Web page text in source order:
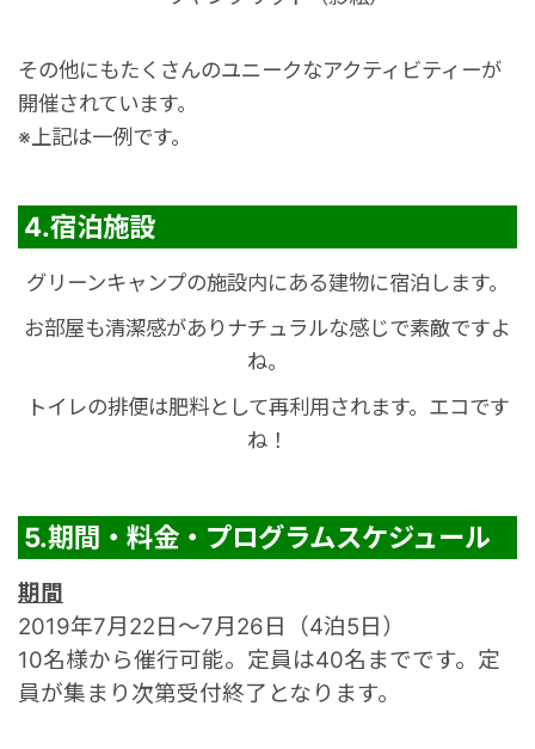
その他にもたくさんのユニークなアクティビティーが
開催されています。
※上記は一例です。
4.宿泊施設
グリーンキャンプの施設内にある建物に宿泊します。
お部屋も清潔感がありナチュラルな感じで素敵ですよ
ね。
トイレの排便は肥料として再利用されます。エコです
ね！
5.期間・料金・プログラムスケジュール
期間
2019年7月22日～7月26日（4泊5日）
10名様から催行可能。定員は40名までです。定
員が集まり次第受付終了となります。